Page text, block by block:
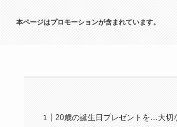
本ページはプロモーションが含まれています。
20歳の誕生日プレゼントを…大切